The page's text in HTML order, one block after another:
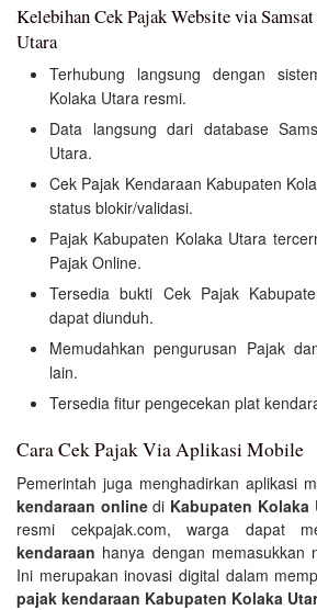
Kelebihan Cek Pajak Website via
Utara
Terhubung langsung dengan
Kolaka Utara resmi.
Data langsung dari database
Utara.
Cek Pajak Kendaraan Kabupaten
status blokir/validasi.
Pajak Kabupaten Kolaka Utara
Pajak Online.
Tersedia bukti Cek Pajak
dapat diunduh.
Memudahkan pengurusan Pajak
lain.
Tersedia fitur pengecekan plat
Cara Cek Pajak Via Aplikasi Mobile
Pemerintah juga menghadirkan aplikasi
kendaraan onlinedi Kabupaten Kolaka
resmi cekpajak.com, warga dapat
kendaraan hanya dengan memasukkan
Ini merupakan inovasi digital dalam
pajak kendaraan Kabupaten Kolaka